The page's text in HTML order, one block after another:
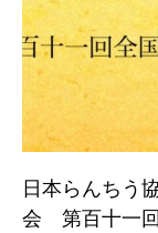
日本らんち
会 第百十一